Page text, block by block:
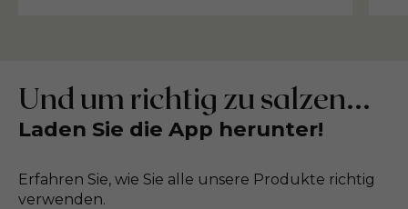
Und um richtig zu salzen...
Laden Sie die App herunter!
Erfahren Sie, wie Sie alle unsere Produkte richtig
verwenden.